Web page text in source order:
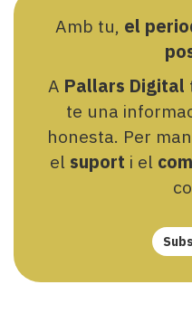
Amb tu, el
A Pallars Digital
te una
honesta. Per
el suport i el